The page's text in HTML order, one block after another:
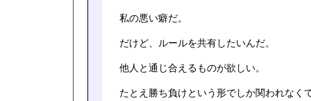
私の悪い癖だ。
だけど、ルールを共有したいんだ。
他人と通じ合えるものが欲しい。
たとえ勝ち負けという形でしか関われなく